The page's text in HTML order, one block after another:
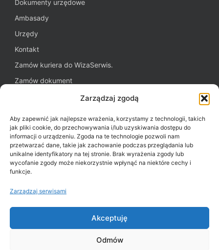
Zarządzaj zgodą
Aby zapewnić jak najlepsze wrażenia, korzystamy z technologii, takich
jak pliki cookie, do przechowywania i/lub uzyskiwania dostępu do
informacji o urządzeniu. Zgoda na te technologie pozwoli nam
przetwarzać dane, takie jak zachowanie podczas przeglądania lub
unikalne identyfikatory na tej stronie. Brak wyrażenia zgody lub
wycofanie zgody może niekorzystnie wpłynąć na niektóre cechy i
funkcje.
Zarządzaj serwisami
Akceptuję
Odmów
Dokumenty urzędowe
Ambasady
Urzędy
Kontakt
Zamów kuriera do WizaSerwis.
Zamów dokument
Polityka plików cookies (EU)
Potrzebujesz pomocy?